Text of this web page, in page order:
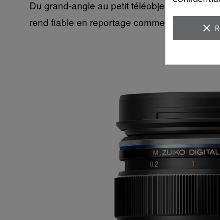
Du grand-angle au petit téléobjectif, le
rend fiable en reportage comme en voyage.
clear